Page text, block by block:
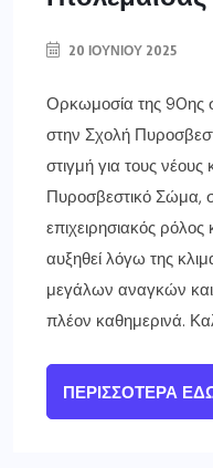
20 ΙΟΥΝΊΟΥ 2025
Ορκωμοσία της 90ης
στην Σχολή
στιγμή για τους νέους
Πυροσβεστικό Σώμα,
επιχειρησιακός ρόλος
αυξηθεί λόγω της
μεγάλων αναγκών
πλέον καθημερινά.
ΠΕΡΙΣΣΌΤΕΡΑ